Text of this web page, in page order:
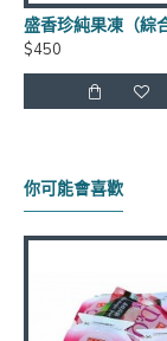
續費另計60元
保存方式：常溫
官網商品圖
盛香珍純果凍（綜
$450
你可能會喜歡